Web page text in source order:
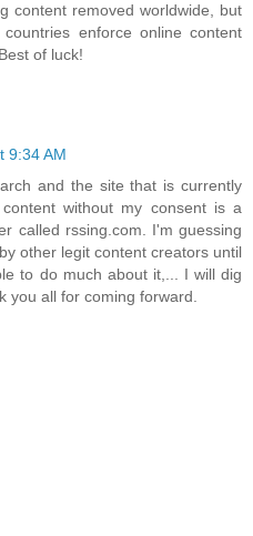
content removed worldwide, but
enforce online content
of luck!
9:34 AM
and the site that is currently
without my consent is a
called rssing.com. I'm guessing
other legit content creators until
to do much about it,... I will dig
you all for coming forward.